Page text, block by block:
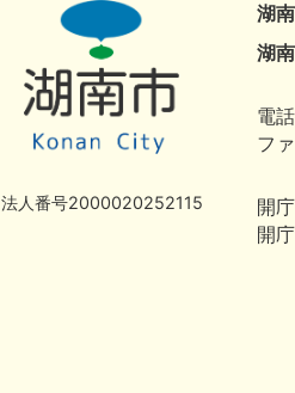
法人番号2000020252115
湖
湖
電
フ
開
開